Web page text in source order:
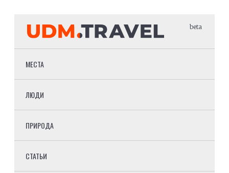
beta
МЕСТА
ЛЮДИ
ПРИРОДА
СТАТЬИ